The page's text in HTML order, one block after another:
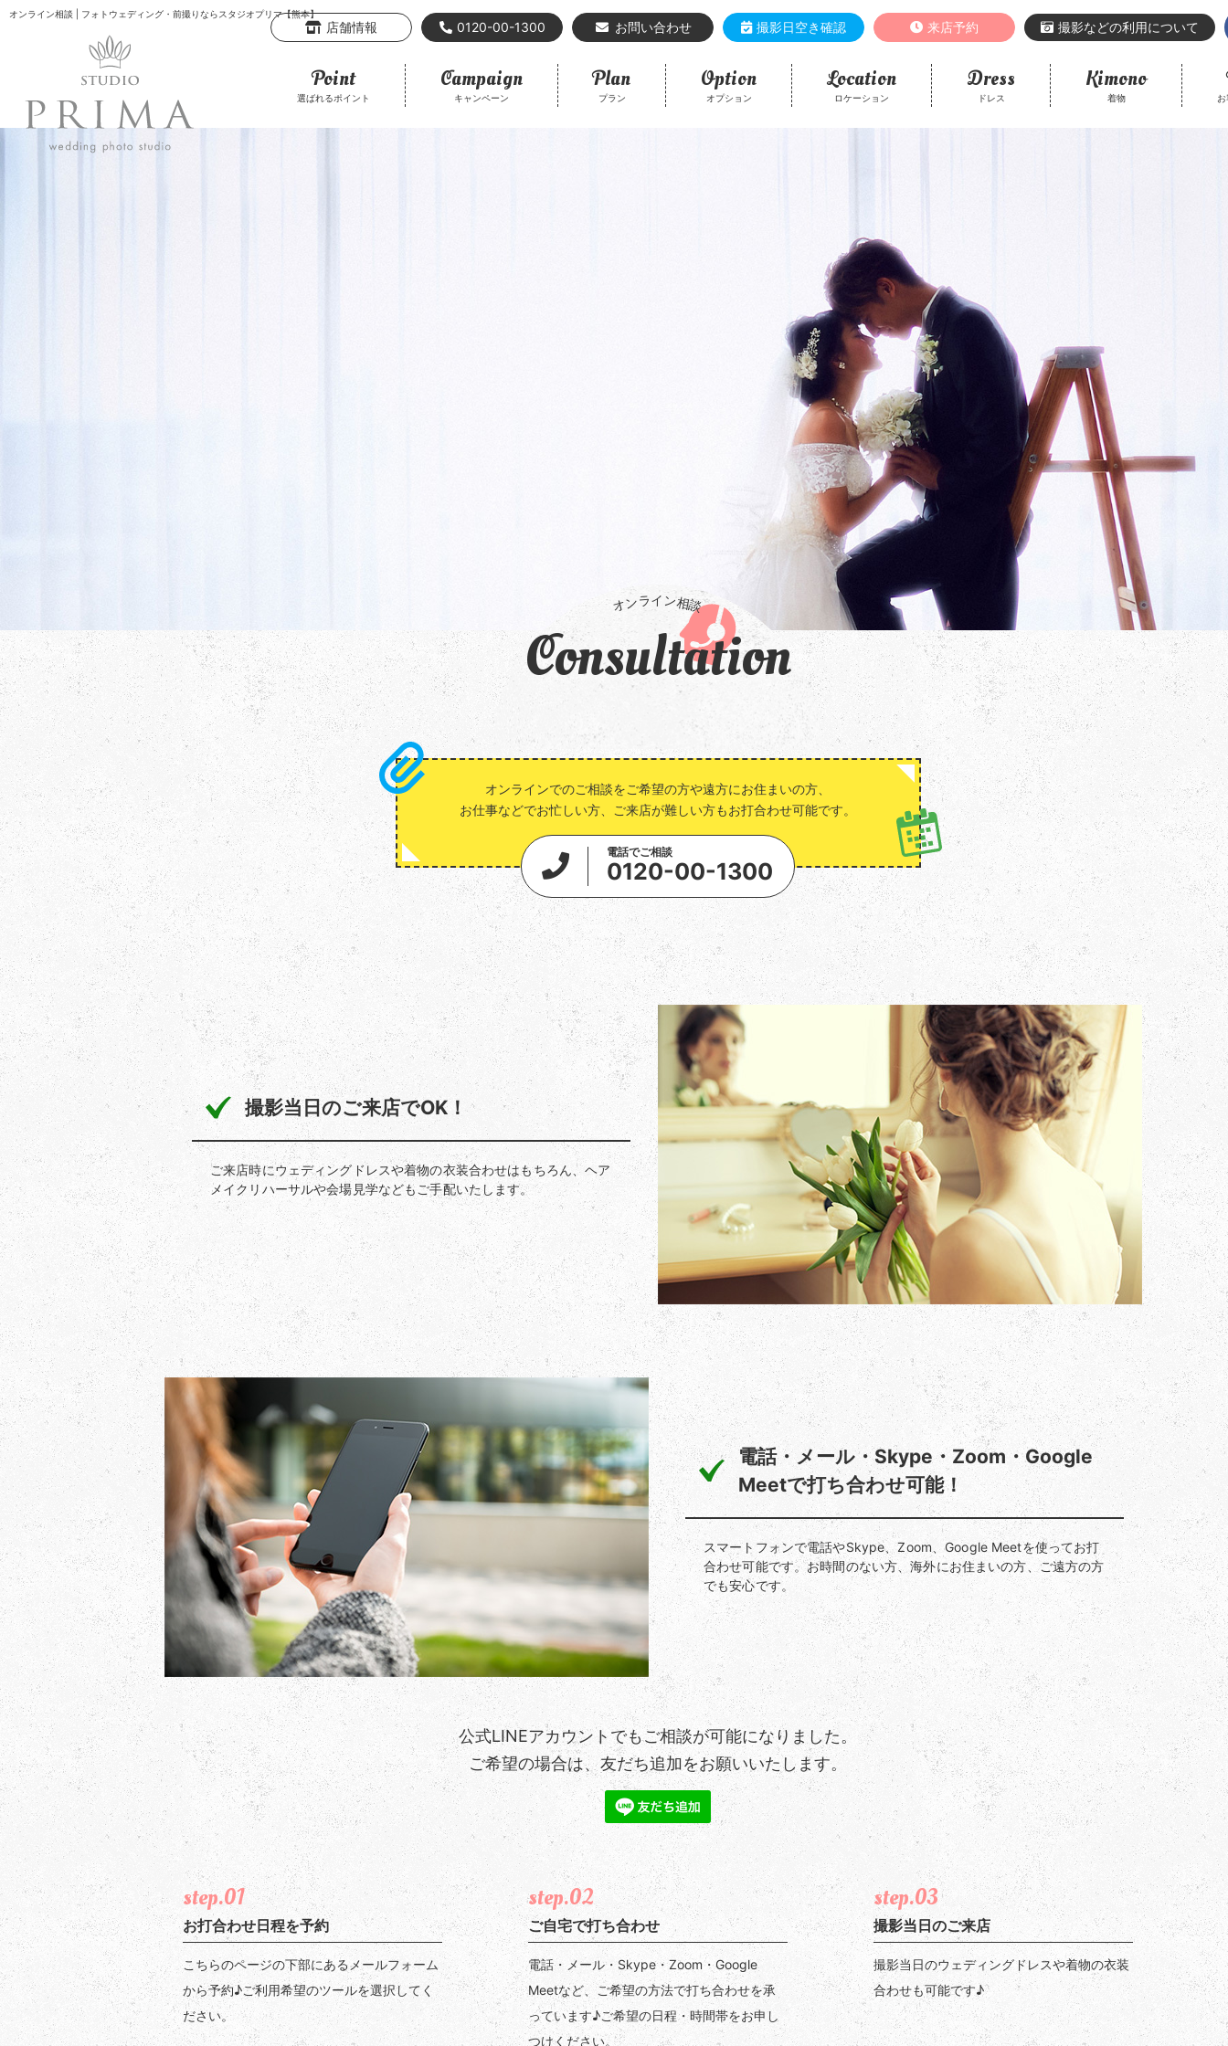
オンライン相談 | フォトウェディング・前撮りならスタジオプリマ【熊本】
店舗情報 0120-00-1300 お問い合わせ 撮影日空き確認 来店予約 撮影などの利用について
Point
選ばれるポイント
Campaign
キャンペーン
Plan
プラン
Option
オプション
Location
ロケーション
Dress
ドレス
Kimono
着物
Consultation
オンラインでのご相談をご希望の方や遠方にお住まいの方、
お仕事などでお忙しい方、ご来店が難しい方もお打合わせ可能です。
電話でご相談
0120-00-1300
撮影当日のご来店でOK！
ご来店時にウェディングドレスや着物の衣装合わせはもちろん、ヘア
メイクリハーサルや会場見学などもご手配いたします。
電話・メール・Skype・Zoom・Google
Meetで打ち合わせ可能！
スマートフォンで電話やSkype、Zoom、Google Meetを使ってお打
合わせ可能です。お時間のない方、海外にお住まいの方、ご遠方の方
でも安心です。
公式LINEアカウントでもご相談が可能になりました。
ご希望の場合は、友だち追加をお願いいたします。
step.01
お打合わせ日程を予約
こちらのページの下部にあるメールフォーム
から予約♪ご利用希望のツールを選択してく
ださい。
step.02
ご自宅で打ち合わせ
電話・メール・Skype・Zoom・Google
Meetなど、ご希望の方法で打ち合わせを承
っています♪ご希望の日程・時間帯をお申し
つけください。
step.03
撮影当日のご来店
撮影当日のウェディングドレスや着物の衣装
合わせも可能です♪